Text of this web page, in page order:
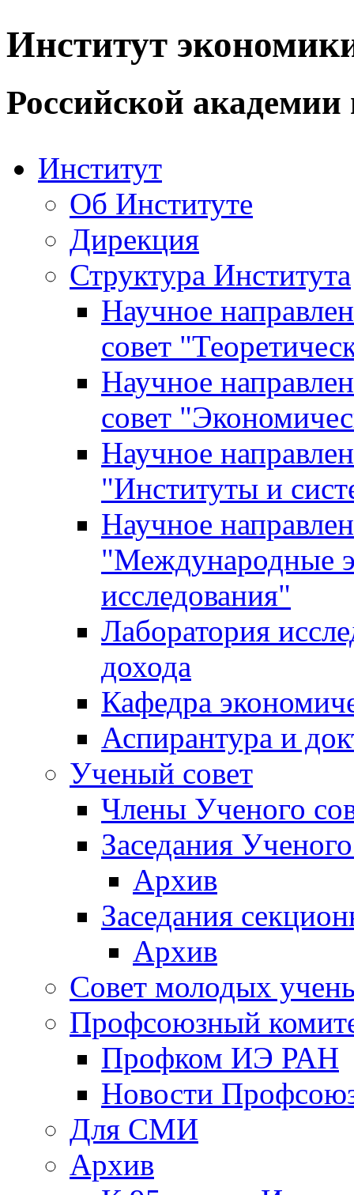
Институт
Российской академии
Институт
Об Институте
Дирекция
Структура Института
Научное
совет
Научное
совет
Научное
"Институты и
Научное
"Международные
исследования"
Лаборатория
дохода
Кафедра
Аспирантура и
Ученый совет
Члены Ученого
Заседания
Архив
Заседания
Архив
Совет молодых
Профсоюзный
Профком ИЭ РАН
Новости
Для СМИ
Архив